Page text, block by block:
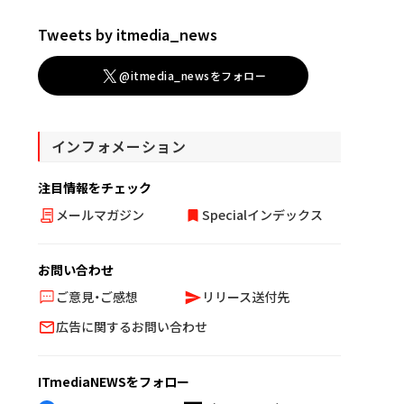
Tweets by itmedia_news
@itmedia_newsをフォロー
インフォメーション
注目情報をチェック
メールマガジン
Specialインデックス
お問い合わせ
ご意見・ご感想
リリース送付先
広告に関するお問い合わせ
ITmediaNEWSをフォロー